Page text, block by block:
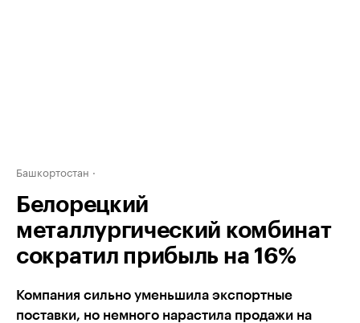
Башкортостан
Белорецкий
металлургический комбинат
сократил прибыль на 16%
Компания сильно уменьшила экспортные
поставки, но немного нарастила продажи на